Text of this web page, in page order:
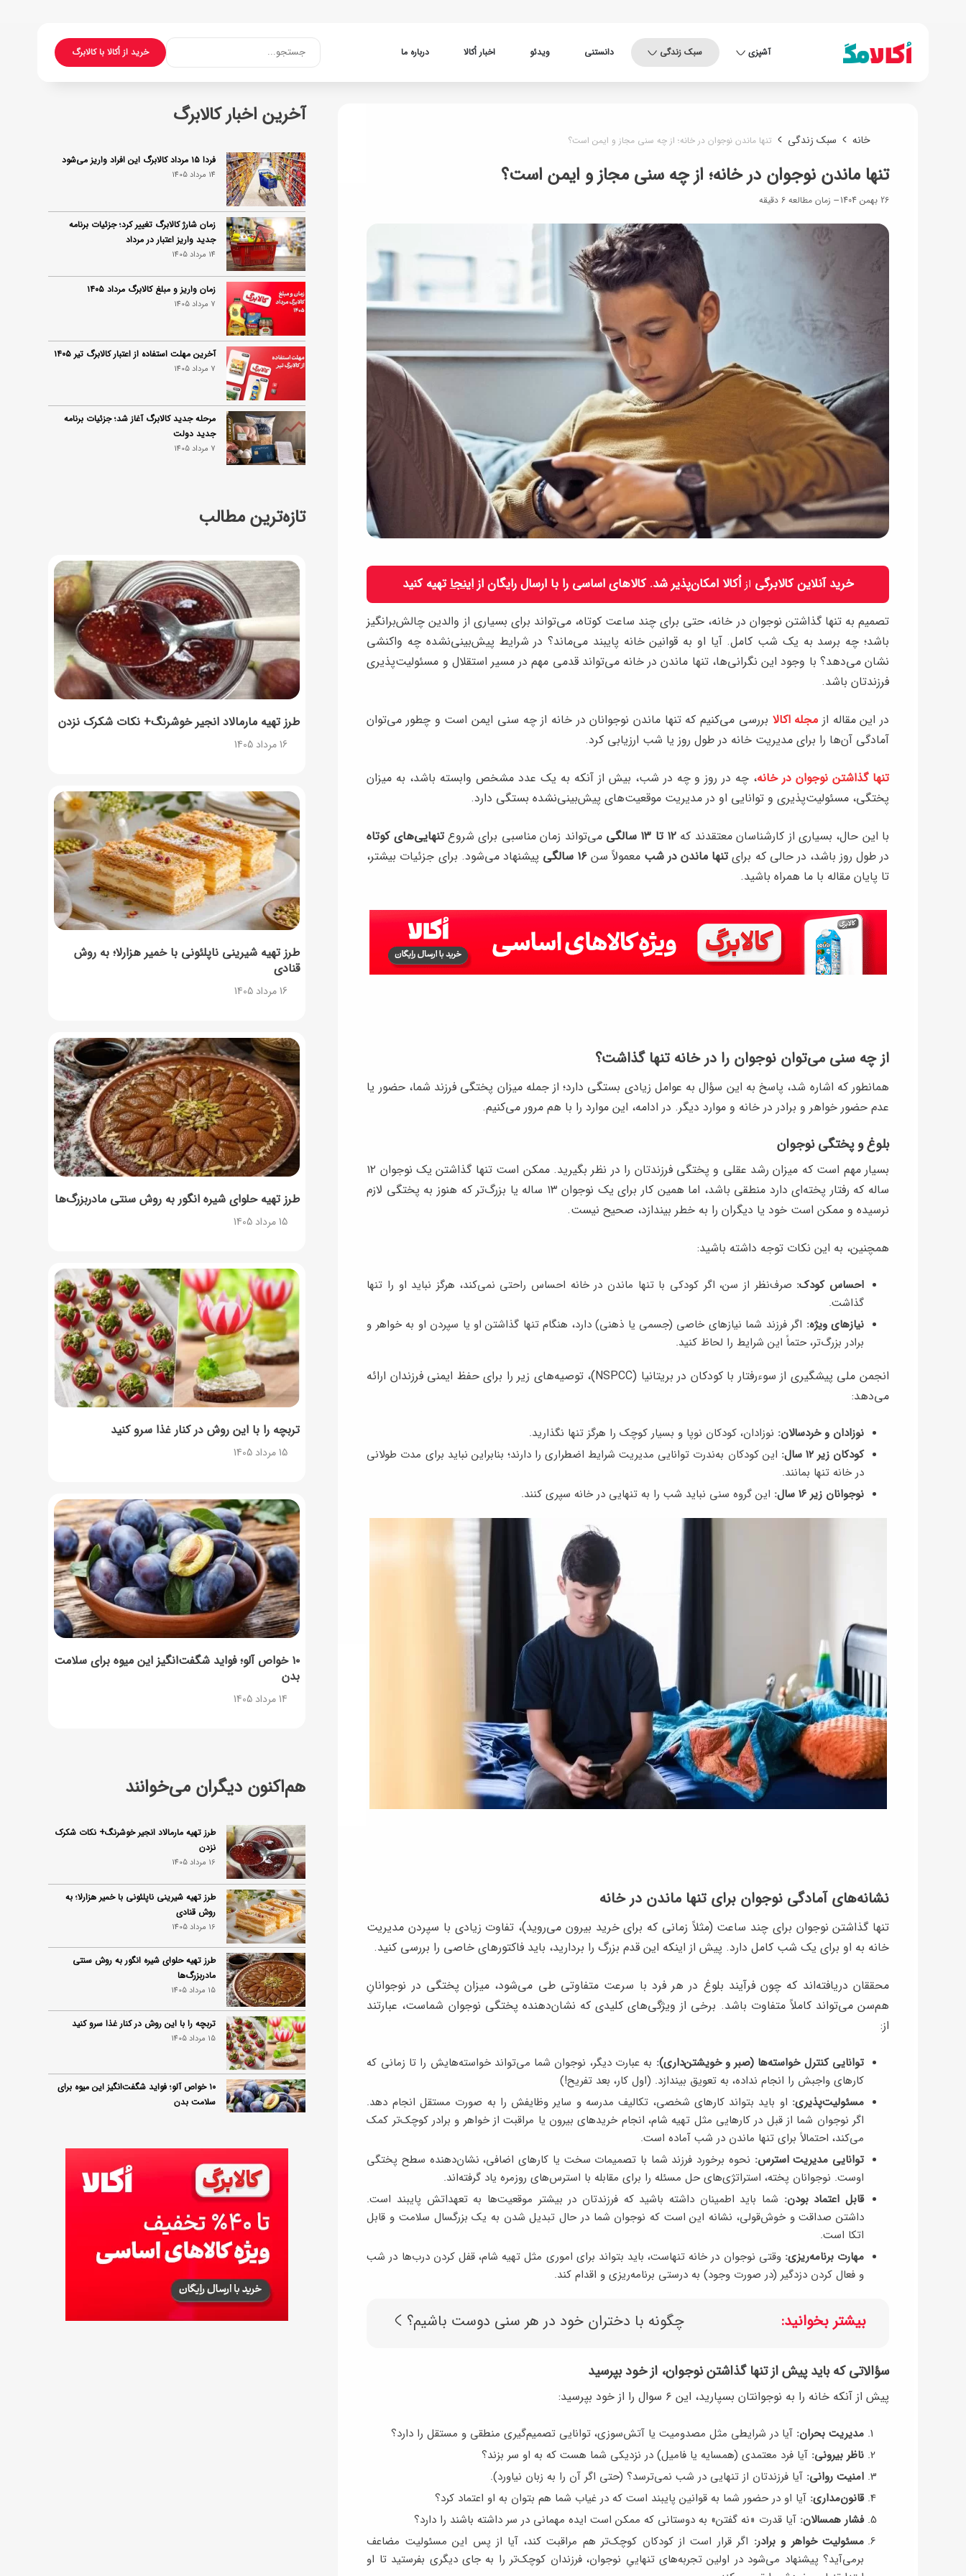
آشپزی سبک زندگی دانستنی ویدئو اخبار اُکالا درباره ما خرید از اُکالا با کالابرگجستجو...
خانه سبک زندگی تنها ماندن نوجوان در خانه؛ از چه سنی مجاز و ایمن است؟
تنها ماندن نوجوان در خانه؛ از چه سنی مجاز و ایمن است؟
26 بهمن 1404 زمان مطالعه 6 دقیقه
خرید آنلاین کالابرگی ازاُکالا امکان‌پذیر شد. کالاهای اساسی را با ارسال رایگان ازاینجاتهیه کنید
تصمیم به تنها گذاشتن نوجوان در خانه، حتی برای چند ساعت کوتاه، می‌تواند برای بسیاری از والدین چالش‌برانگیز
باشد؛ چه برسد به یک شب کامل. آیا او به قوانین خانه پایبند می‌ماند؟ در شرایط پیش‌بینی‌نشده چه واکنشی
نشان می‌دهد؟ با وجود این نگرانی‌ها، تنها ماندن در خانه می‌تواند قدمی مهم در مسیر استقلال و مسئولیت‌پذیری
فرزندتان باشد.
در این مقاله از مجله اکالا بررسی می‌کنیم که تنها ماندن نوجوانان در خانه از چه سنی ایمن‌ است و چطور می‌توان
آمادگی آن‌ها را برای مدیریت خانه در طول روز یا شب ارزیابی کرد.
تنها گذاشتن نوجوان در خانه، چه در روز و چه در شب، بیش از آنکه به یک عدد مشخص وابسته باشد، به میزان
پختگی، مسئولیت‌پذیری و توانایی او در مدیریت موقعیت‌های پیش‌بینی‌نشده بستگی دارد.
با این حال، بسیاری از کارشناسان معتقدند که می‌تواند زمان مناسبی برای شروعتنهایی‌های کوتاه
در طول روز باشد، در حالی که برایتنها ماندن در شب معمولاً سن ۱۶ سالگی
پیشنهاد می‌شود. برای جزئیات بیشتر،
تا پایان مقاله با ما همراه باشید.
از چه سنی می‌توان نوجوان را در خانه تنها گذاشت؟
همانطور که اشاره شد، پاسخ به این سؤال به عوامل زیادی بستگی دارد؛ از جمله میزان پختگی فرزند شما، حضور یا
عدم حضور خواهر و برادر در خانه و موارد دیگر. در ادامه، این موارد را با هم مرور می‌کنیم.
بلوغ و پختگی نوجوان
بسیار مهم است که میزان رشد عقلی و پختگی فرزندتان را در نظر بگیرید. ممکن است تنها گذاشتن یک نوجوان ۱۲
ساله که رفتار پخته‌ای دارد منطقی باشد، اما همین کار برای یک نوجوان ۱۳ ساله یا بزرگ‌تر که هنوز به پختگی لازم
نرسیده و ممکن است خود یا دیگران را به خطر بیندازد، صحیح نیست.
همچنین، به این نکات توجه داشته باشید:
احساس کودک: صرف‌نظر از سن، اگر کودکی با تنها ماندن در خانه احساس راحتی نمی‌کند، هرگز نباید او را تنها
گذاشت.
نیازهای ویژه: اگر فرزند شما نیازهای خاصی (جسمی یا ذهنی) دارد، هنگام تنها گذاشتن او یا سپردن او به خواهر و
برادر بزرگ‌تر، حتماً این شرایط را لحاظ کنید.
انجمن ملی پیشگیری از سوءرفتار با کودکان در بریتانیا (NSPCC)، توصیه‌های زیر را برای حفظ ایمنی فرزندان ارائه
می‌دهد:
نوزادان و خردسالان: نوزادان، کودکان نوپا و بسیار کوچک را هرگز تنها نگذارید.
کودکان زیر ۱۲ سال:
این کودکان به‌ندرت توانایی مدیریت شرایط اضطراری را دارند؛ بنابراین نباید برای مدت طولانی
در خانه تنها بمانند.
نوجوانان زیر ۱۶ سال:
این گروه سنی نباید شب را به تنهایی در خانه سپری کنند.
نشانه‌های آمادگی نوجوان برای تنها ماندن در خانه
تنها گذاشتن نوجوان برای چند ساعت (مثلاً زمانی که برای خرید بیرون می‌روید)، تفاوت زیادی با سپردن مدیریت
خانه به او برای یک شب کامل دارد. پیش از اینکه این قدم بزرگ را بردارید، باید فاکتورهای خاصی را بررسی کنید.
محققان دریافته‌اند که چون فرآیند بلوغ در هر فرد با سرعت متفاوتی طی می‌شود، میزان پختگی در نوجوانانِ
هم‌سن می‌تواند کاملاً متفاوت باشد. برخی از ویژگی‌های کلیدی که نشان‌دهنده پختگی نوجوان شماست، عبارتند
از:
توانایی کنترل خواسته‌ها (صبر و خویشتن‌داری): به عبارت دیگر، نوجوان شما می‌تواند خواسته‌هایش را تا زمانی که
کارهای واجبش را انجام نداده، به تعویق بیندازد. (اول کار، بعد تفریح!)
مسئولیت‌پذیری: او باید بتواند کارهای شخصی، تکالیف مدرسه و سایر وظایفش را به صورت مستقل انجام دهد.
اگر نوجوان شما از قبل در کارهایی مثل تهیه شام، انجام خریدهای بیرون یا مراقبت از خواهر و برادر کوچک‌تر کمک
می‌کند، احتمالاً برای تنها ماندن در شب آماده است.
توانایی مدیریت استرس: نحوه برخورد فرزند شما با تصمیمات سخت یا کارهای اضافی، نشان‌دهنده سطح پختگی
اوست. نوجوانان پخته، استراتژی‌های حل مسئله را برای مقابله با استرس‌های روزمره یاد گرفته‌اند.
قابل اعتماد بودن: شما باید اطمینان داشته باشید که فرزندتان در بیشتر موقعیت‌ها به تعهداتش پایبند است.
داشتن صداقت و خوش‌قولی، نشانه این است که نوجوان شما در حال تبدیل شدن به یک بزرگسال سلامت و قابل
اتکا است.
مهارت برنامه‌ریزی: وقتی نوجوان در خانه تنهاست، باید بتواند برای اموری مثل تهیه شام، قفل کردن درب‌ها در شب
و فعال کردن دزدگیر (در صورت وجود) به درستی برنامه‌ریزی و اقدام کند.
بیشتر بخوانید: چگونه با دختران خود در هر سنی دوست باشیم؟
سؤالاتی که باید پیش از تنها گذاشتن نوجوان، از خود بپرسید
پیش از آنکه خانه را به نوجوانتان بسپارید، این ۶ سوال را از خود بپرسید:
مدیریت بحران: آیا در شرایطی مثل مصدومیت یا آتش‌سوزی، توانایی تصمیم‌گیری منطقی و مستقل را دارد؟
ناظر بیرونی: آیا فرد معتمدی (همسایه یا فامیل) در نزدیکی شما هست که به او سر بزند؟
امنیت روانی: آیا فرزندتان از تنهایی در شب نمی‌ترسد؟ (حتی اگر آن را به زبان نیاورد).
قانون‌مداری: آیا او در حضور شما به قوانین پایبند است که در غیاب شما هم بتوان به او اعتماد کرد؟
فشار همسالان: آیا قدرت «نه گفتن» به دوستانی که ممکن است ایده مهمانی در سر داشته باشند را دارد؟
مسئولیت خواهر و برادر: اگر قرار است از کودکان کوچک‌تر هم مراقبت کند، آیا از پس این مسئولیت مضاعف
برمی‌آید؟ پیشنهاد می‌شود در اولین تجربه‌های تنهاییِ نوجوان، فرزندان کوچک‌تر را به جای دیگری بفرستید تا او
آخرین اخبار کالابرگ
فردا ۱۵ مرداد کالابرگ این افراد واریز می‌شود
14 مرداد 1405
زمان شارژ کالابرگ تغییر کرد؛ جزئیات برنامه
جدید واریز اعتبار در مرداد
14 مرداد 1405
زمان واریز و مبلغ کالابرگ مرداد ۱۴۰۵
7 مرداد 1405
آخرین مهلت استفاده از اعتبار کالابرگ تیر ۱۴۰۵
7 مرداد 1405
مرحله جدید کالابرگ آغاز شد؛ جزئیات برنامه
جدید دولت
7 مرداد 1405
تازه‌ترین مطالب
طرز تهیه مارمالاد انجیر خوشرنگ+ نکات شکرک نزدن
16 مرداد 1405
طرز تهیه شیرینی ناپلئونی با خمیر هزارلا؛ به روش
قنادی
16 مرداد 1405
طرز تهیه حلوای شیره انگور به روش سنتی مادربزرگ‌ها
15 مرداد 1405
تربچه را با این روش در کنار غذا سرو کنید
15 مرداد 1405
۱۰ خواص آلو؛ فواید شگفت‌انگیز این میوه برای سلامت
بدن
14 مرداد 1405
هم‌اکنون دیگران می‌خوانند
طرز تهیه مارمالاد انجیر خوشرنگ+ نکات شکرک
نزدن
16 مرداد 1405
طرز تهیه شیرینی ناپلئونی با خمیر هزارلا؛ به
روش قنادی
16 مرداد 1405
طرز تهیه حلوای شیره انگور به روش سنتی
مادربزرگ‌ها
15 مرداد 1405
تربچه را با این روش در کنار غذا سرو کنید
15 مرداد 1405
۱۰ خواص آلو؛ فواید شگفت‌انگیز این میوه برای
سلامت بدن
فردا ۱۵ مرداد کالابرگ این افراد واریز می‌شود
14 مرداد 1405
زمان شارژ کالابرگ تغییر کرد؛ جزئیات برنامه
جدید واریز اعتبار در مرداد
14 مرداد 1405
توصیه‌های مهم برای دفع انواع حشرات در خانه
14 مرداد 1405